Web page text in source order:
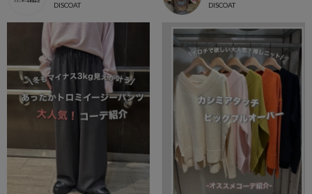
DISCOAT
DISCOAT